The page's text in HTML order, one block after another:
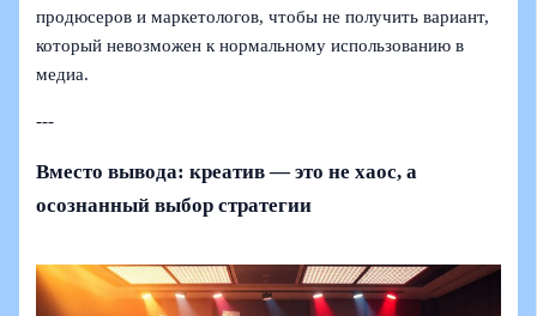
продюсеров и маркетологов, чтобы не получить вариант,
который невозможен к нормальному использованию в
медиа.
---
Вместо вывода: креатив — это не хаос, а
осознанный выбор стратегии